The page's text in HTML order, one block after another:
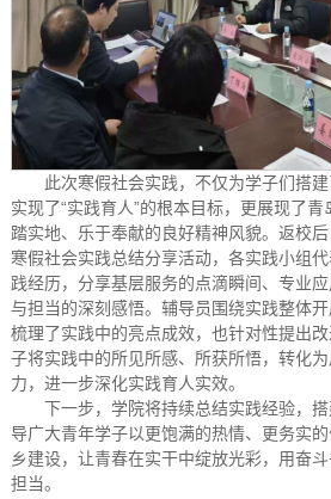
此次寒假社会实践，不仅为学子们搭建
实现了“实践育人”的根本目标，更展现了
踏实地、乐于奉献的良好精神风貌。返校
寒假社会实践总结分享活动，各实践小组
践经历，分享基层服务的点滴瞬间、专业
与担当的深刻感悟。辅导员围绕实践整体
梳理了实践中的亮点成效，也针对性提出
子将实践中的所见所感、所获所悟，转化
力，进一步深化实践育人实效。
下一步，学院将持续总结实践经验，
导广大青年学子以更饱满的热情、更务实
乡建设，让青春在实干中绽放光彩，用奋
担当。